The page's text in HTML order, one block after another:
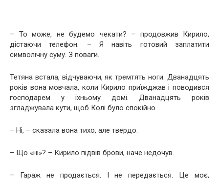
– То може, не будемо чекати? – продовжив Кирило,
дістаючи телефон. – Я навіть готовий заплатити
символічну суму. З поваги.
Тетяна встала, відчуваючи, як тремтять ноги. Дванадцять
років вона мовчала, коли Кирило приїжджав і поводився
господарем у їхньому домі. Дванадцять років
згладжувала кути, щоб Колі було спокійно.
– Ні, – сказала вона тихо, але твердо.
– Що «ні»? – Кирило підвів брови, наче недочув.
– Гараж не продається. І не передається. Це моє,